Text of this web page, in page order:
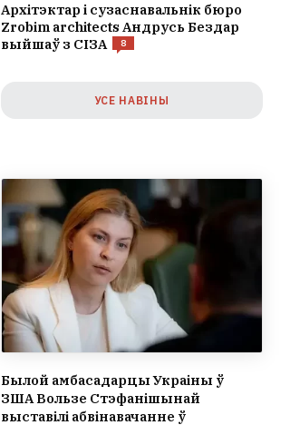
Архітэктар і сузаснавальнік бюро
Zrobim architects Андрусь Бездар
выйшаў з СІЗА
8
УСЕ НАВІНЫ
Былой амбасадарцы Украіны ў
ЗША Вользе Стэфанішынай
выставілі абвінавачанне ў